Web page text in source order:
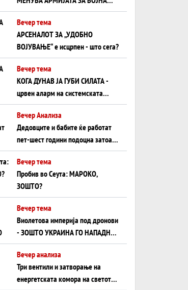
ШТО ОСТАНУВА БЕЗ ФРОНТ
Вечер тема
АРСЕНАЛОТ ЗА „УДОБНО
ВОЈУВАЊЕ“ е исцрпен - што сега?
Вечер тема
КОГА ДУНАВ ЈА ГУБИ СИЛАТА -
црвен аларм на системската
плоча од јужна Германија до
Црното Море...
Вечер Анализа
Дедовците и бабите ќе работат
пет-шест години подоцна затоа
што НЕМААТ ВНУЦИ ДА ГИ
ЗАМЕНАТ
Вечер тема
Пробив во Сеута: МАРОКО,
ЗОШТО?
Вечер тема
Виолетова империја под дронови
- ЗОШТО УКРАИНА ГО НАПАДНА
РУСКИОТ WILDBERRIES
Вечер анализа
Три вентили и затворање на
енергетската комора на светот: